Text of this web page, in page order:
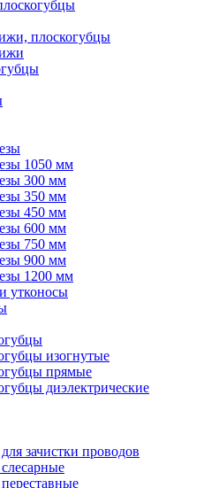
плоскогубцы
1050 мм
300 мм
350 мм
450 мм
600 мм
750 мм
900 мм
1200 мм
утконосы
изогнутые
прямые
диэлектрические
зачистки проводов